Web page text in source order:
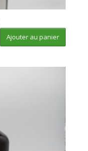
Ajouter au panier